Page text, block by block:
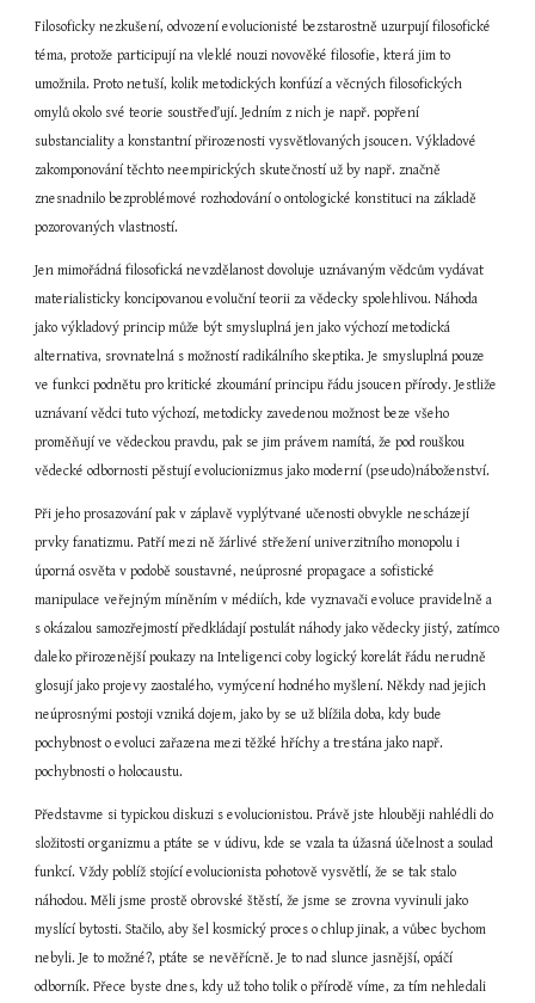
Filosoficky nezkušení, odvození evolucionisté bezstarostně uzurpují filosofické
téma, protože participují na vleklé nouzi novověké filosofie, která jim to
umožnila. Proto netuší, kolik metodických konfúzí a věcných filosofických
omylů okolo své teorie soustřeďují. Jedním z nich je např. popření
substanciality a konstantní přirozenosti vysvětlovaných jsoucen. Výkladové
zakomponování těchto neempirických skutečností už by např. značně
znesnadnilo bezproblémové rozhodování o ontologické konstituci na základě
pozorovaných vlastností.
Jen mimořádná filosofická nevzdělanost dovoluje uznávaným vědcům vydávat
materialisticky koncipovanou evoluční teorii za vědecky spolehlivou. Náhoda
jako výkladový princip může být smysluplná jen jako výchozí metodická
alternativa, srovnatelná s možností radikálního skeptika. Je smysluplná pouze
ve funkci podnětu pro kritické zkoumání principu řádu jsoucen přírody. Jestliže
uznávaní vědci tuto výchozí, metodicky zavedenou možnost beze všeho
proměňují ve vědeckou pravdu, pak se jim právem namítá, že pod rouškou
vědecké odbornosti pěstují evolucionizmus jako moderní (pseudo)náboženství.
Při jeho prosazování pak v záplavě vyplýtvané učenosti obvykle nescházejí
prvky fanatizmu. Patří mezi ně žárlivé střežení univerzitního monopolu i
úporná osvěta v podobě soustavné, neúprosné propagace a sofistické
manipulace veřejným míněním v médiích, kde vyznavači evoluce pravidelně a
s okázalou samozřejmostí předkládají postulát náhody jako vědecky jistý, zatímco
daleko přirozenější poukazy na Inteligenci coby logický korelát řádu nerudně
glosují jako projevy zaostalého, vymýcení hodného myšlení. Někdy nad jejich
neúprosnými postoji vzniká dojem, jako by se už blížila doba, kdy bude
pochybnost o evoluci zařazena mezi těžké hříchy a trestána jako např.
pochybnosti o holocaustu.
Představme si typickou diskuzi s evolucionistou. Právě jste hlouběji nahlédli do
složitosti organizmu a ptáte se v údivu, kde se vzala ta úžasná účelnost a soulad
funkcí. Vždy poblíž stojící evolucionista pohotově vysvětlí, že se tak stalo
náhodou. Měli jsme prostě obrovské štěstí, že jsme se zrovna vyvinuli jako
myslící bytosti. Stačilo, aby šel kosmický proces o chlup jinak, a vůbec bychom
nebyli. Je to možné?, ptáte se nevěřícně. Je to nad slunce jasnější, opáčí
odborník. Přece byste dnes, kdy už toho tolik o přírodě víme, za tím nehledali